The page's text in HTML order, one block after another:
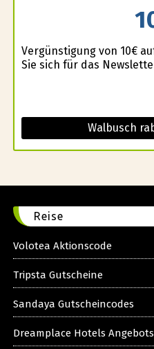
Vergünstigung von 10€
Sie sich für das
Walbusch
Reise
Volotea Aktionscode
Tripsta Gutscheine
Sandaya Gutscheincodes
Dreamplace Hotels